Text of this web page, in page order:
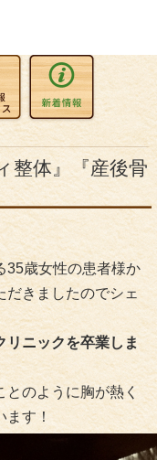
整体』『産後骨
35歳女性の患者様か
だきましたのでシェ
リニックを卒業しま
とのように胸が熱く
ます！